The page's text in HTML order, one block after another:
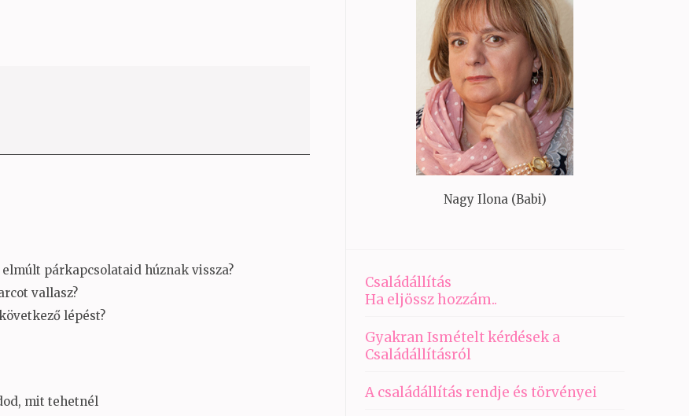
párkapcsolataid húznak vissza?
vallasz?
lépést?
mit tehetnél
Nagy Ilona (Babi)
Családállítás
Ha eljössz hozzám..
Gyakran Ismételt kérdések a
Családállításról
A családállítás rendje és törvényei